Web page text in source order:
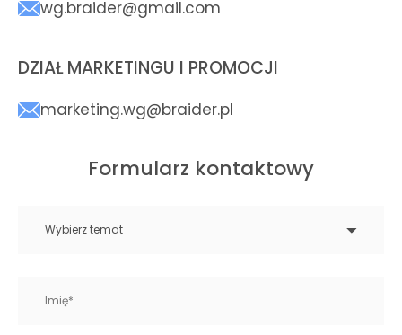
wg.braider@gmail.com
DZIAŁ MARKETINGU I PROMOCJI
marketing.wg@braider.pl
Formularz kontaktowy